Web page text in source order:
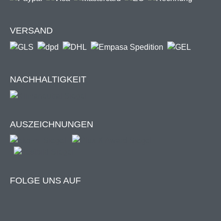
Sonnenschutzrollo darf bis max. Windstärke 5 (=
VERSAND
NACHHALTIGKEIT
AUSZEICHNUNGEN
FOLGE UNS AUF